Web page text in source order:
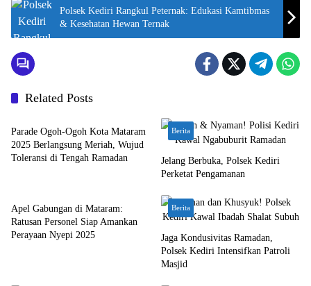
Polsek Kediri Rangkul Peternak: Edukasi Kamtibmas
& Kesehatan Hewan Ternak
Related Posts
Bali Nusra
Parade Ogoh-Ogoh Kota Mataram
2025 Berlangsung Meriah, Wujud
Toleransi di Tengah Ramadan
Berita
Jelang Berbuka, Polsek Kediri
Perketat Pengamanan
Apel Gabungan di Mataram:
Ratusan Personel Siap Amankan
Perayaan Nyepi 2025
Berita
Jaga Kondusivitas Ramadan,
Polsek Kediri Intensifkan Patroli
Masjid